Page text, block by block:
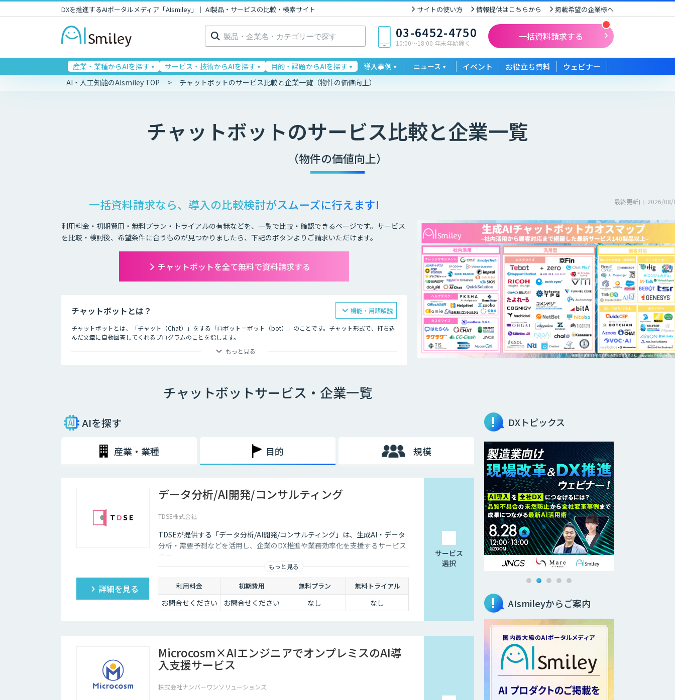
DXを推進するAIポータルメディア「AIsmiley」｜ AI製品・サービスの比較・検索サイト サイトの使い方 情報提供はこちらから 掲載希望の企業様へ
検
索: 03-6452-4750
10:00〜18:00 年末年始除く
一括資料請求する
産業・業種からAIを探す サービス・技術からAIを探す 目的・課題からAIを探す 導入事例 ニュース イベント お役立ち資料 ウェビナー
AI・人工知能のAIsmiley TOP チャットボットのサービス比較と企業一覧（物件の価値向上）
チャットボットのサービス比較と企業一覧
（物件の価値向上）
一括資料請求なら、導入の比較検討がスムーズに行えます!
利用料金・初期費用・無料プラン・トライアルの有無などを、一覧で比較・確認できるページです。サービス
を比較・検討後、希望条件に合うものが見つかりましたら、下記のボタンよりご請求いただけます。
チャットボットを全て無料で資料請求する
最終更新日: 2026/08/
チャットボットとは？
チャットボットとは、「チャット（Chat）」をする「ロボット＝ボット（bot）」のことです。チャット形式で、打ち込
んだ文章に自動回答してくれるプログラムのことを指します。
チャットボットは、大きく分けると「AI型」と「シナリオ型」という2つの種類が存在します。
「機械学習型」といわれる仕組みを採用したチャットボットで、文章全体の意味を理解した上で回答を返すことができる
という特徴を持っています。また、機械学習型の場合、過去のデータを蓄積して学習していくため、その学習を重ねるご
・シナリオ型チャットボットの特徴
シナリオ型チャットボットにはAIが搭載されていないため、「Aという単語が含まれていたらBを返答する」といったル
ールを人間が事前に設定しておかなければなりません。また、AI型のように学習を重ねていくわけでもないため、不適切
な返答が行われてしまう場合には、担当者が自ら修正を行う必要があります。
チャットボットを導入することで得られる最大のメリットは、24時間365日対応できるという点です。スマートフォンの
普及に伴い、ユーザーはいつでもインターネット検索を行えるようになりました。そのため現在は、深夜に「この商品に
ついてもっと詳しく知りたい」と思い立つケースも少なくないのです。
そのような場合に、チャットボットを設置しておけば、ユーザーの疑問を解消することができるため、顧客満足度向上に
もつなげていくことができます。低コストで問い合わせ対応の環境を整えられるという点は大きなメリットといえるでし
・問い合わせ対応を効率化できる
ユーザーから似たような問い合わせが頻繁に寄せられることは決して珍しくありません。その質問に毎回担当者が回答し
問い合わせの窓口が電話やメールのみの場合、問い合わせというアクションを面倒に感じてしまい、離脱してしまうユー
ザーも少なくありません。その点、チャットボットであれば普段の友人とのチャットと同じ感覚で質問することができま
す。また、「相手がロボット」という認識があるため、ユーザーもより気軽に問い合わせを行うことができるのです。
もっと見る
機能・用語解説
チャットボットサービス・企業一覧
AIを探す
産業・業種 目的 規模
データ分析/AI開発/コンサルティング
TDSE株式会社
TDSEが提供する「データ分析/AI開発/コンサルティング」は、生成AI・データ
分析・需要予測などを活用し、企業のDX推進や業務効率化を支援するサービス
です。
もっと見る
詳細を見る 利用料金 初期費用 無料プラン 無料トライアル
お問合せください お問合せください なし なし
サービス
選択
Microcosm×AIエンジニアでオンプレミスのAI導
入支援サービス
株式会社ナンバーワンソリューションズ
DXトピックス
AIsmileyからご案内